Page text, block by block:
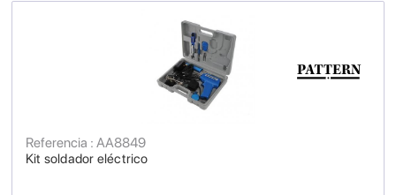
Kit soldador eléctrico
Referencia : AA8849